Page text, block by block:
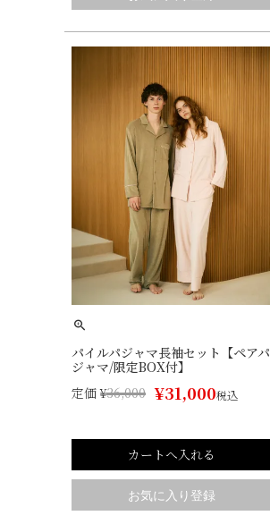
パイルパジャマ長袖セット【ペアパ
ジャマ/限定BOX付】
定価 ¥36,000 ¥31,000税込
カートへ入れる